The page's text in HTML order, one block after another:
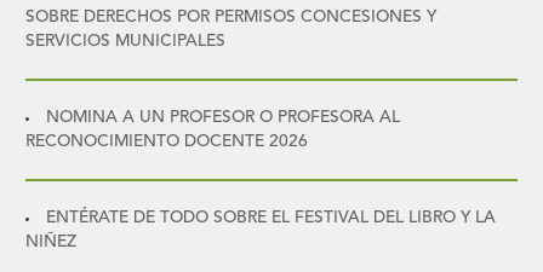
SOBRE DERECHOS POR PERMISOS CONCESIONES Y
SERVICIOS MUNICIPALES
NOMINA A UN PROFESOR O PROFESORA AL
RECONOCIMIENTO DOCENTE 2026
ENTÉRATE DE TODO SOBRE EL FESTIVAL DEL LIBRO Y LA
NIÑEZ